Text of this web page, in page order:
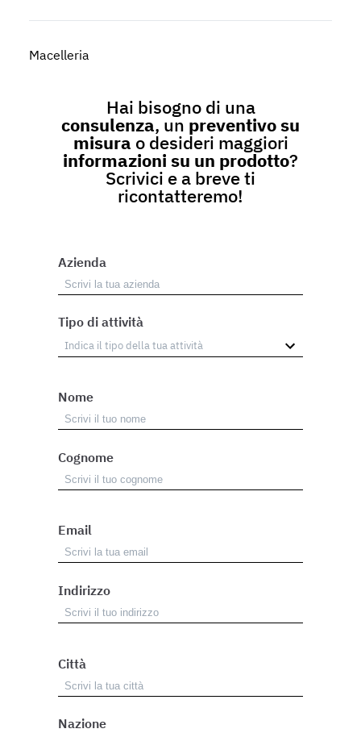
Macelleria
Hai bisogno di una
consulenza, un preventivo su
misura o desideri maggiori
informazioni su un prodotto?
Scrivici e a breve ti
ricontatteremo!
Azienda
Tipo di attività
Nome
Cognome
Email
Indirizzo
Città
Nazione